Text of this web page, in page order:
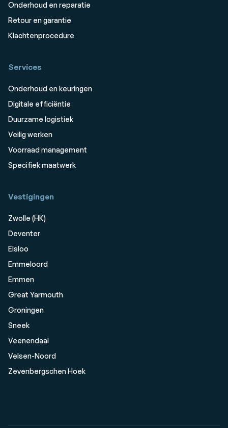
Onderhoud en reparatie
Retour en garantie
Klachtenprocedure
Services
Onderhoud en keuringen
Digitale efficiëntie
Duurzame logistiek
Veilig werken
Voorraad management
Specifiek maatwerk
Vestigingen
Zwolle (HK)
Deventer
Elsloo
Emmeloord
Emmen
Great Yarmouth
Groningen
Sneek
Veenendaal
Velsen-Noord
Zevenbergschen Hoek